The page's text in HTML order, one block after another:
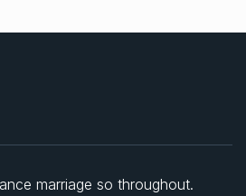
marriage so throughout.